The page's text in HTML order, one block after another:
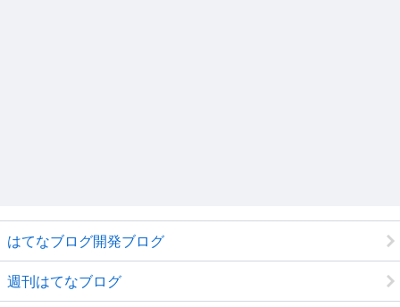
はてなブログ開発ブログ
週刊はてなブログ